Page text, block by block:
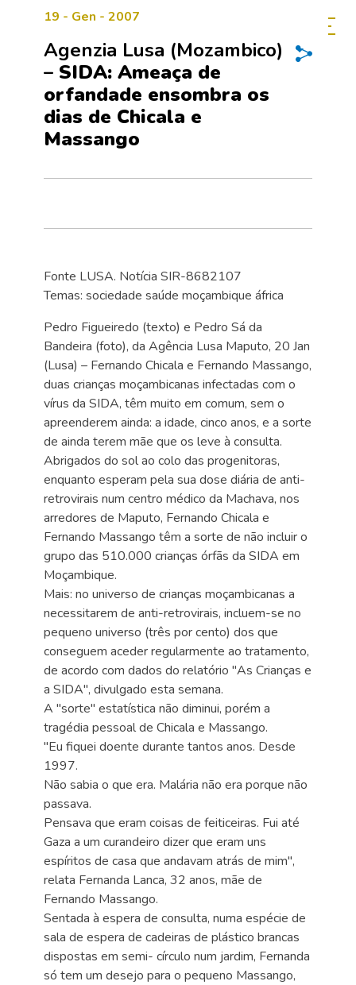
19 - Gen - 2007
Agenzia Lusa (Mozambico)
– SIDA: Ameaça de
orfandade ensombra os
dias de Chicala e
Massango
Fonte LUSA. Notícia SIR-8682107
Temas: sociedade saúde moçambique áfrica
Pedro Figueiredo (texto) e Pedro Sá da
Bandeira (foto), da Agência Lusa Maputo, 20 Jan
(Lusa) – Fernando Chicala e Fernando Massango,
duas crianças moçambicanas infectadas com o
vírus da SIDA, têm muito em comum, sem o
apreenderem ainda: a idade, cinco anos, e a sorte
de ainda terem mãe que os leve à consulta.
Abrigados do sol ao colo das progenitoras,
enquanto esperam pela sua dose diária de anti-
retrovirais num centro médico da Machava, nos
arredores de Maputo, Fernando Chicala e
Fernando Massango têm a sorte de não incluir o
grupo das 510.000 crianças órfãs da SIDA em
Moçambique.
Mais: no universo de crianças moçambicanas a
necessitarem de anti-retrovirais, incluem-se no
pequeno universo (três por cento) dos que
conseguem aceder regularmente ao tratamento,
de acordo com dados do relatório "As Crianças e
a SIDA", divulgado esta semana.
A "sorte" estatística não diminui, porém a
tragédia pessoal de Chicala e Massango.
"Eu fiquei doente durante tantos anos. Desde
1997.
Não sabia o que era. Malária não era porque não
passava.
Pensava que eram coisas de feiticeiras. Fui até
Gaza a um curandeiro dizer que eram uns
espíritos de casa que andavam atrás de mim",
relata Fernanda Lanca, 32 anos, mãe de
Fernando Massango.
Sentada à espera de consulta, numa espécie de
sala de espera de cadeiras de plástico brancas
dispostas em semi- círculo num jardim, Fernanda
só tem um desejo para o pequeno Massango,